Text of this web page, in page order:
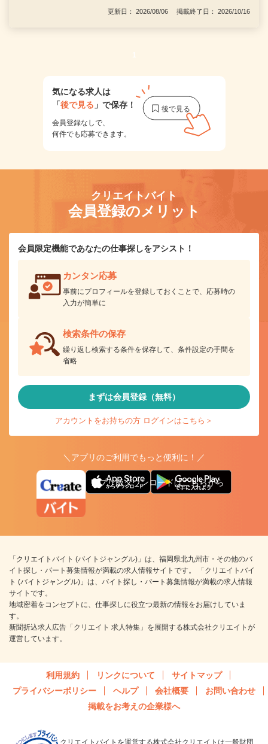
更新日： 2026/08/06 掲載終了日： 2026/10/16
1
気になる求人は
「後で見る 」で保存！
会員登録なしで、
何件でも応募できます。
クリエイトバイト
会員登録のメリット
会員限定機能であなたの仕事探しをアシスト！
カンタン応募
事前にプロフィールを登録しておくことで、応募時の
入力が簡単に
検索条件の保存
繰り返し検索する条件を保存して、条件設定の手間を
省略
まずは会員登録（無料）
アカウントをお持ちの方 ログインはこちら＞
＼アプリのご利用でもっと便利に！／
アプリ版ダウンロードはこちらから
「クリエイトバイト (バイトジャングル)」は、福岡県北九州市・その他のバ
イト探し・パート募集情報が満載の求人情報サイトです。 「クリエイトバイ
ト (バイトジャングル)」は、バイト探し・パート募集情報が満載の求人情報
サイトです。
地域密着をコンセプトに、仕事探しに役立つ最新の情報をお届けしていま
す。
新聞折込求人広告「クリエイト 求人特集」を展開する株式会社クリエイトが
運営しています。
利用規約 リンクについて
サイトマップ
プライバシーポリシー
ヘルプ 会社概要
お問い合わせ
掲載をお考えの企業様へ
クリエイトバイトを運営する株式会社クリエイトは一般財団